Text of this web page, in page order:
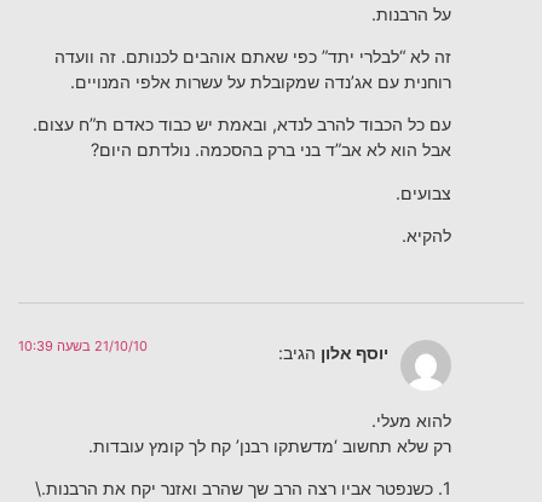
על הרבנות.
זה לא “לבלרי יתד” כפי שאתם אוהבים לכנותם. זה וועדה
רוחנית עם אג’נדה שמקובלת על עשרות אלפי המנויים.
עם כל הכבוד להרב לנדא, ובאמת יש כבוד כאדם ת”ח עצום.
אבל הוא לא אב”ד בני ברק בהסכמה. נולדתם היום?
צבועים.
להקיא.
יוסף אלון הגיב: 21/10/10 בשעה 10:39
להוא מעלי.
רק שלא תחשוב ‘מדשתקו רבנן’ קח לך קומץ עובדות.
1. כשנפטר אביו רצה הרב שך שהרב ואזנר יקח את הרבנות.\